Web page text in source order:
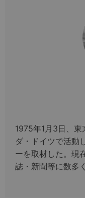
1975年1月3日、
ダ・ドイツで活動
ーを取材した。現
誌・新聞等に数多